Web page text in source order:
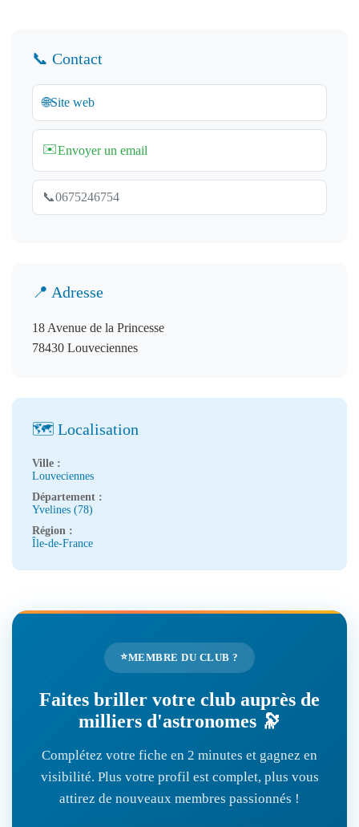
📞 Contact
🌐Site web
✉️Envoyer un email
📞0675246754
📍 Adresse
18 Avenue de la Princesse
78430 Louveciennes
🗺️ Localisation
Ville :
Louveciennes
Département :
Yvelines (78)
Région :
Île-de-France
⭐MEMBRE DU CLUB ?
Faites briller votre club auprès de
milliers d'astronomes 🔭
Complétez votre fiche en 2 minutes et gagnez en
visibilité. Plus votre profil est complet, plus vous
attirez de nouveaux membres passionnés !